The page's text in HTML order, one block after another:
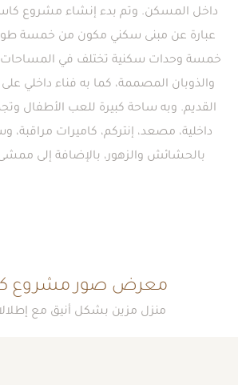
عبارة عن مبنى سكني مكون من خمسة
خمسة وحدات سكنية تختلف في المساحات
والذوبان المصممة، كما به فناء داخلي
القديم. وبه ساحة كبيرة للعب الأطفال
داخلية، مصعد، إنتركم، كاميرات مراقبة،
بالحشائش والزهور، بالإضافة إلى
معرض صور مشروع
منزل مزين بشكل أنيق مع